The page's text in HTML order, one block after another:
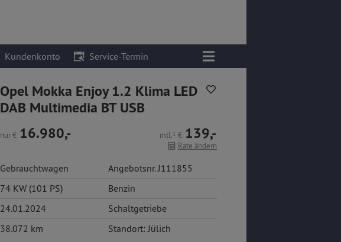
Kundenkonto Service-Termin
Opel Mokka Enjoy 1.2 Klima LED
DAB Multimedia BT USB
nur € 16.980,- mtl.1 € 139,-
Rate ändern
Gebrauchtwagen
Angebotsnr. J111855
74 KW (101 PS)
Benzin
24.01.2024
Schaltgetriebe
38.072 km
Standort: Jülich